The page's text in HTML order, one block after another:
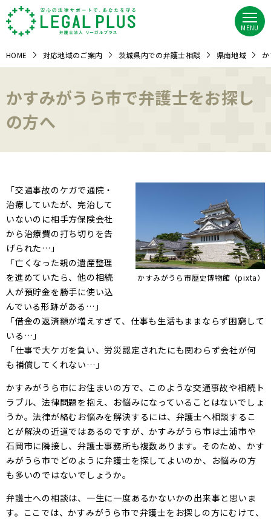
MENU
HOME 対応地域のご案内 茨城県内での弁護士相談 県南地域
かすみがうら市で弁護士をお探し
の方へ
かすみがうら市歴史博物館（pixta）
「交通事故のケガで通院・
治療していたが、完治して
いないのに相手方保険会社
から治療費の打ち切りを告
げられた…」
「亡くなった親の遺産整理
を進めていたら、他の相続
人が預貯金を勝手に使い込
んでいる形跡がある…」
「借金の返済額が増えすぎて、仕事も生活もままならず困窮して
いる…」
「仕事で大ケガを負い、労災認定されたにも関わらず会社が何
も補償してくれない…」
かすみがうら市にお住まいの方で、このような交通事故や相続ト
ラブル、法律問題を抱え、お悩みになっていることはないでしょ
うか。法律が絡むお悩みを解決するには、弁護士へ相談するこ
とが解決の近道ではあるのですが、かすみがうら市は土浦市や
石岡市に隣接し、弁護士事務所も複数あります。そのため、かす
みがうら市でどのように弁護士を探してよいのか、お悩みの方
も多いのではないでしょうか。
弁護士への相談は、一生に一度あるかないかの出来事と思いま
す。ここでは、かすみがうら市で弁護士をお探しの方にむけて、